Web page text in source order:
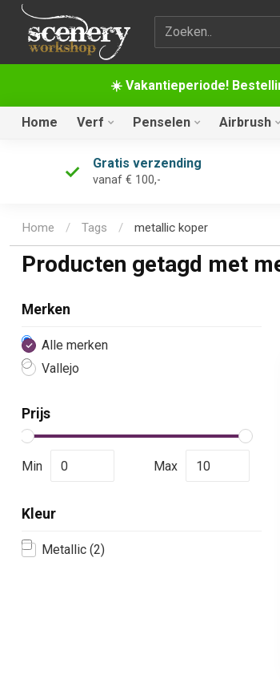
☀️ Vakantieperiode!
Zoekterm
Home Verf Penselen Airbrush
Gratis verzending
vanaf € 100,-
Home / Tags / metallic koper
Producten getagd met
Merken
Alle merken
Vallejo
Kleur
Metallic (2)
Prijs
Min Max